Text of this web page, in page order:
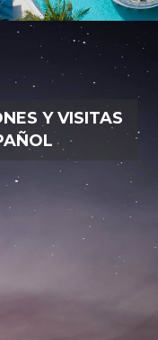
Y VISITAS